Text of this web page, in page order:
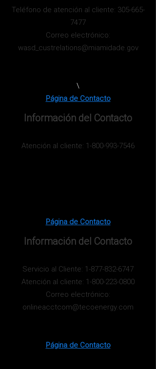
Teléfono de atención al cliente: 305-665-
7477
Correo electrónico:
wasd_custrelations@miamidade.gov
\
Página de Contacto
Información del Contacto
Atención al cliente: 1-800-993-7546
Página de Contacto
Información del Contacto
Servicio al Cliente: 1-877-832-6747
Atención al cliente: 1-800-223-0800
Correo electrónico:
onlineacctcom@tecoenergy.com
Página de Contacto